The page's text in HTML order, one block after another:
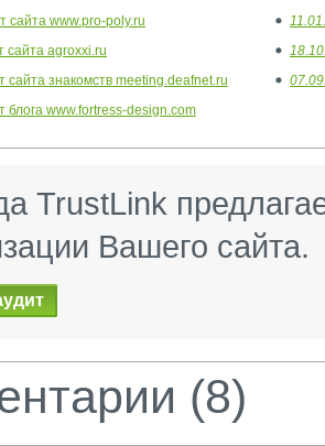
сайта www.pro-poly.ru
сайта agroxxi.ru
сайта знакомств meeting.deafnet.ru
блога www.fortress-design.com
TrustLink
Вашего сайта.
(8)